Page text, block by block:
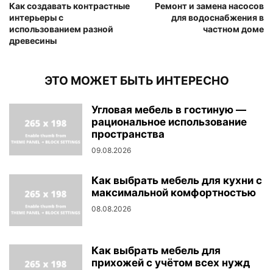
Как создавать контрастные
интерьеры с
использованием разной
древесины
Ремонт и замена насосов
для водоснабжения в
частном доме
ЭТО МОЖЕТ БЫТЬ ИНТЕРЕСНО
Угловая мебель в гостиную —
рациональное использование
пространства
09.08.2026
Как выбрать мебель для кухни с
максимальной комфортностью
08.08.2026
Как выбрать мебель для
прихожей с учётом всех нужд